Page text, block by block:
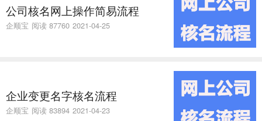
公司核名网上操作简易流程
企顺宝 阅读 87760 2021-04-25
企业变更名字核名流程
企顺宝 阅读 83894 2021-04-23